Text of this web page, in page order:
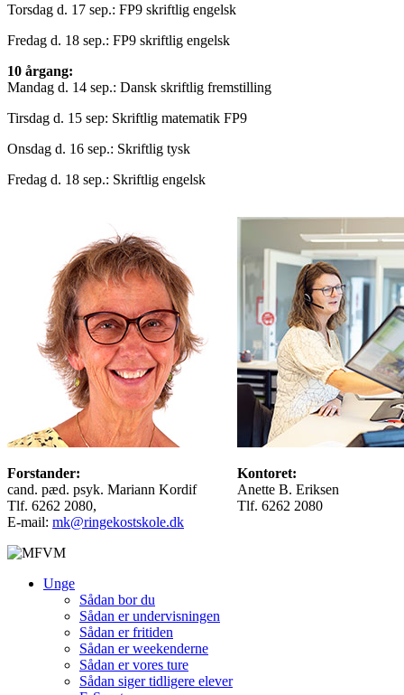
Torsdag d. 17 sep.: FP9 skriftlig engelsk
Fredag d. 18 sep.: FP9 skriftlig engelsk
10 årgang:
Mandag d. 14 sep.: Dansk skriftlig fremstilling
Tirsdag d. 15 sep: Skriftlig matematik FP9
Onsdag d. 16 sep.: Skriftlig tysk
Fredag d. 18 sep.: Skriftlig engelsk
Forstander:
cand. pæd. psyk. Mariann Kordif
Tlf. 6262 2080,
E-mail: mk@ringekostskole.dk
Kontoret:
Anette B. Eriksen
Tlf. 6262 2080
Unge
Sådan bor du
Sådan er undervisningen
Sådan er fritiden
Sådan er weekenderne
Sådan er vores ture
Sådan siger tidligere elever